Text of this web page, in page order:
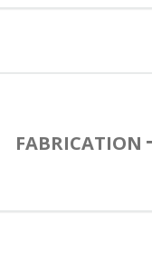
FABRICATION